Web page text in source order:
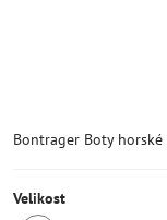
Bontrager Boty horské
Velikost